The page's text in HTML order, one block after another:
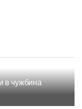
в чужбина